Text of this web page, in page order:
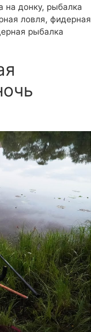
на донку, рыбалка
ловля, фидерная
рыбалка